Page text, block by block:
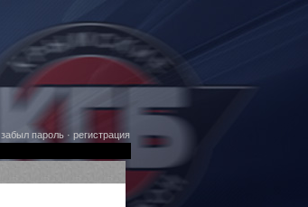
забыл пароль· регистрация